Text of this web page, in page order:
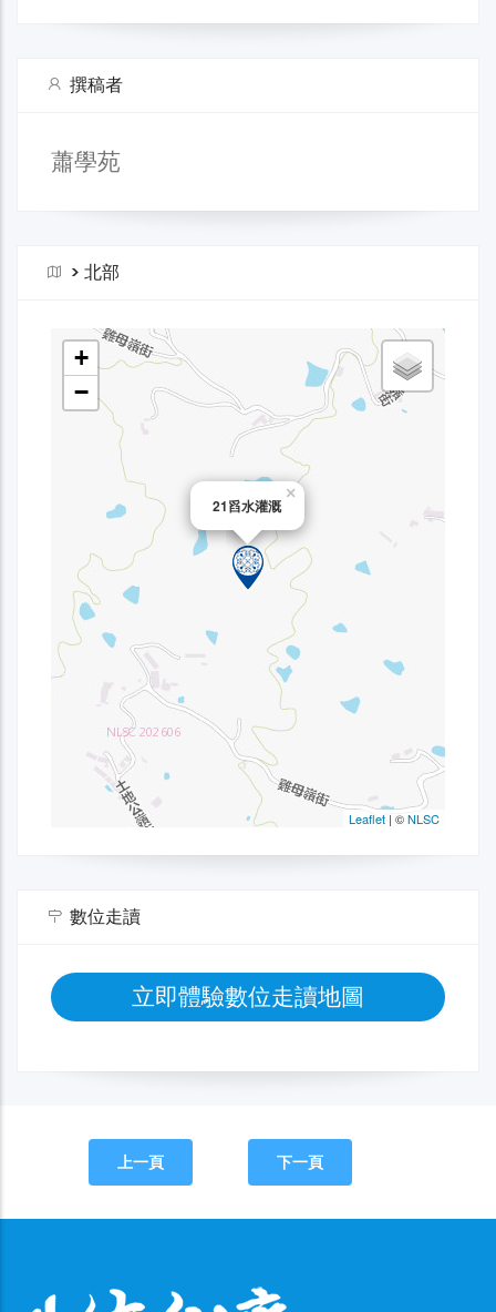
撰稿者
蕭學苑
> 北部
數位走讀
立即體驗數位走讀地圖
上一頁 下一頁